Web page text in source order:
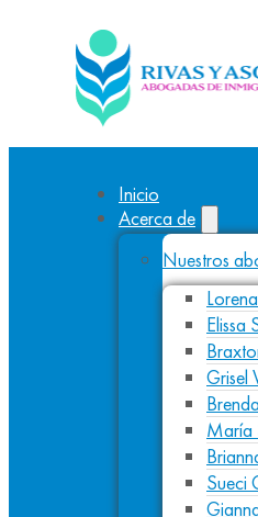
Inicio
Acerca de
Nuestros
Elissa
Grisel
María
Sueci